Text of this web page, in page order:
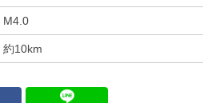
M4.0
約10km